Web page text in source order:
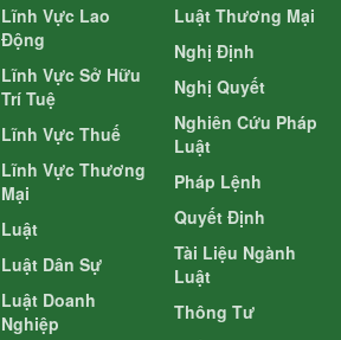
Lĩnh Vực Lao
Động
Lĩnh Vực Sở Hữu
Trí Tuệ
Lĩnh Vực Thuế
Lĩnh Vực Thương
Mại
Luật
Luật Dân Sự
Luật Doanh
Nghiệp
Luật Thương Mại
Nghị Định
Nghị Quyết
Nghiên Cứu Pháp
Luật
Pháp Lệnh
Quyết Định
Tài Liệu Ngành
Luật
Thông Tư